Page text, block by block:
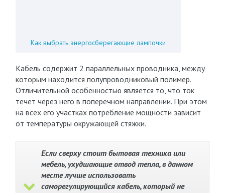
Как выбрать энергосберегающие лампочки
Кабель содержит 2 параллельных проводника, между
которым находится полупроводниковый полимер.
Отличительной особенностью является то, что ток
течет через него в поперечном направлении. При этом
на всех его участках потребление мощности зависит
от температуры окружающей стяжки.
Если сверху стоит бытовая техника или
мебель, ухудшающие отвод тепла, в данном
месте лучше использовать
саморегулирующийся кабель, который не